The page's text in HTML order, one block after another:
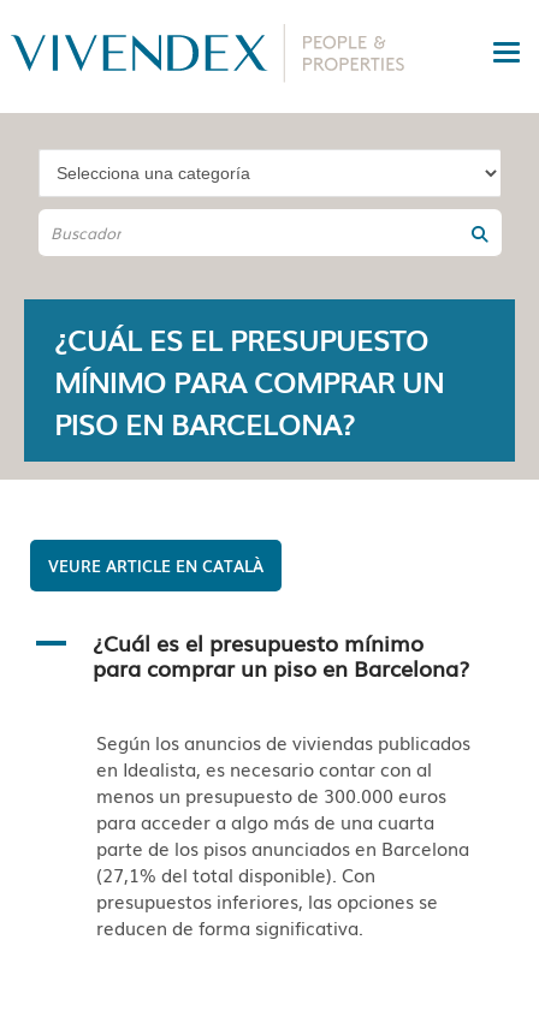
¿CUÁL ES EL PRESUPUESTO
MÍNIMO PARA COMPRAR UN
PISO EN BARCELONA?
CATALÀ
A
¿Cuál es el presupuesto mínimo
para comprar un piso en Barcelona?
Según los anuncios de viviendas publicados
en Idealista, es necesario contar con al
menos un presupuesto de 300.000 euros
para acceder a algo más de una cuarta
parte de los pisos anunciados en Barcelona
(27,1% del total disponible). Con
presupuestos inferiores, las opciones se
reducen de forma significativa.